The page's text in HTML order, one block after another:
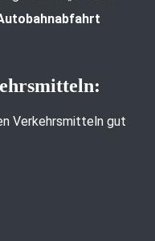
Verkehrsmitteln gut